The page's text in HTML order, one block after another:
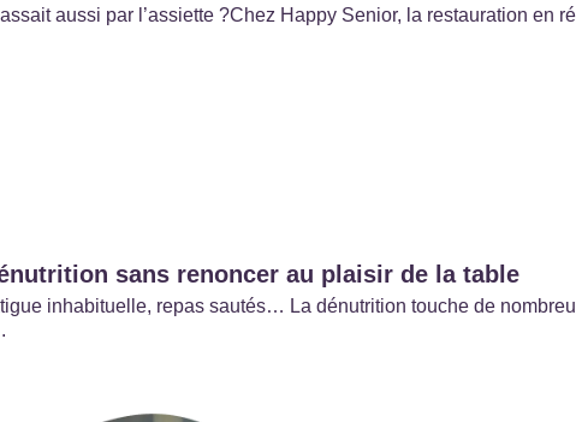
aussi par l’assiette ?Chez Happy Senior, la restauration en
sans renoncer au plaisir de la table
inhabituelle, repas sautés… La dénutrition touche de